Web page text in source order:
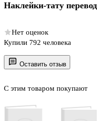
Оставить отзыв
С этим товаром покупают
Наклейки-тату
Нет оценок
Купили 792 человека